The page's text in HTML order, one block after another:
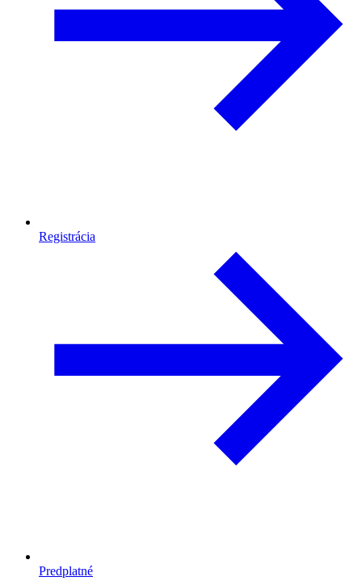
Registrácia
Predplatné